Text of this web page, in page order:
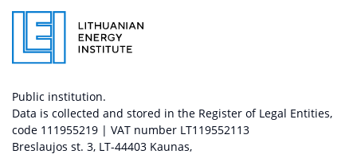
Public institution.
Data is collected and stored in the Register of Legal Entities,
code 111955219 | VAT number LT119552113
Breslaujos st. 3, LT-44403 Kaunas,